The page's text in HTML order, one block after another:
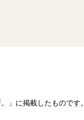
」に掲載したものです。